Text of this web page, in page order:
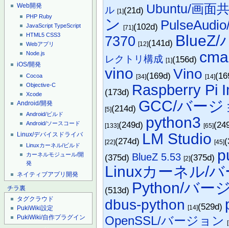
Web開発
PHP Ruby
JavaScript TypeScript
HTML5 CSS3
Webアプリ
Node.js
iOS/開発
Cocoa
Objective-C
Xcode
Android/開発
Android/ビルド
Android/ソースコード
Linux/デバイスドライバ
Linuxカーネル/ビルド
カーネルモジュール/開
発
ネイティブアプリ開発
チラ裏
タグクラウド
PukiWiki設定
PukiWiki/自作プラグイン
ル [1](21d) Ubuntu/画面
ン [71](102d)
7370 [12](141d) BlueZ/
レクトリ構成 [1](156d)
vino [34](169d) Vino [14]
(173d) Raspberry Pi
[5](214d) GCC/バージ
[133](249d) python3 [65]
[22](274d) LM Studio [45]
(375d) BlueZ 5.53 [2](375d)
Linuxカーネル/
(513d) Python/バー
dbus-python [14](529d)
OpenSSL/バージョン